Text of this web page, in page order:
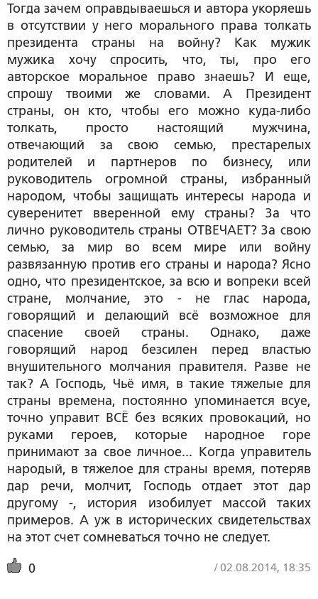
Тогда зачем оправдываешься и автора укоряешь
в отсутствии у него морального права толкать
президента страны на войну? Как мужик
мужика хочу спросить, что, ты, про его
авторское моральное право знаешь? И еще,
спрошу твоими же словами. А Президент
страны, он кто, чтобы его можно куда-либо
толкать, просто настоящий мужчина,
отвечающий за свою семью, престарелых
родителей и партнеров по бизнесу, или
руководитель огромной страны, избранный
народом, чтобы защищать интересы народа и
суверенитет вверенной ему страны? За что
лично руководитель страны ОТВЕЧАЕТ? За свою
семью, за мир во всем мире или войну
развязанную против его страны и народа? Ясно
одно, что президентское, за всю и вопреки всей
стране, молчание, это - не глас народа,
говорящий и делающий всё возможное для
спасение своей страны. Однако, даже
говорящий народ безсилен перед властью
внушительного молчания правителя. Разве не
так? А Господь, Чьё имя, в такие тяжелые для
страны времена, постоянно упоминается всуе,
точно управит ВСЁ без всяких провокаций, но
руками героев, которые народное горе
принимают за свое личное... Когда управитель
народый, в тяжелое для страны время, потеряв
дар речи, молчит, Господь отдает этот дар
другому -, история изобилует массой таких
примеров. А уж в исторических свидетельствах
на этот счет сомневаться точно не следует.
0 /02.08.2014, 18:35